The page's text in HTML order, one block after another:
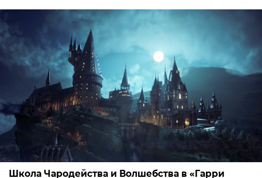
Школа Чародейства и Волшебства в «Гарри